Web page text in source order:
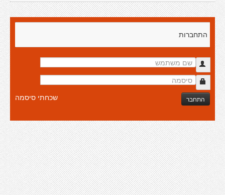
התחברות
התחבר שכחתי סיסמה